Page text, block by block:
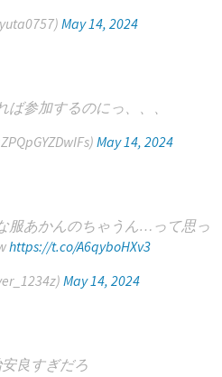
May 14, 2024
ば参加するのにっ、、、
May 14, 2024
服あかんのちゃうん…って思っ
https://t.co/A6qyboHXv3
May 14, 2024
安良すぎだろ